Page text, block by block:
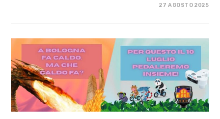
NAZIONI.
L’EUROPA
OLTRE
L’OCCIDENTE.
TUTT3
A
MILANO
27 AGOSTO 2025